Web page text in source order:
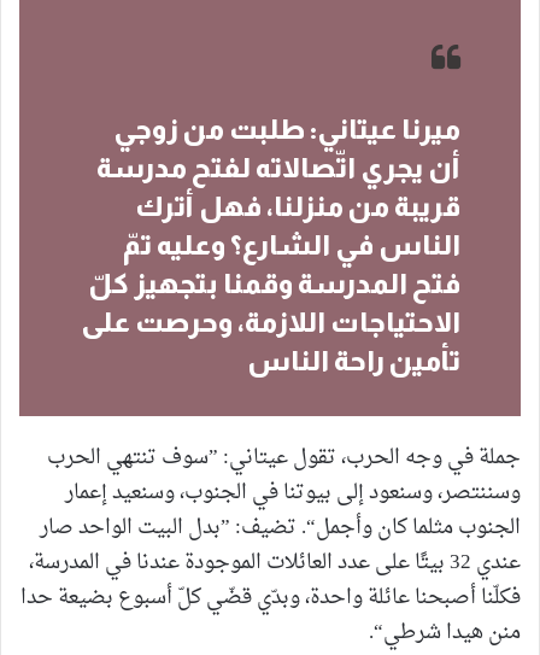
ميرنا عيتاني: طلبت من زوجي
أن يجري اتّصالاته لفتح مدرسة
قريبة من منزلنا، فهل أترك
الناس في الشارع؟ وعليه تمّ
فتح المدرسة وقمنا بتجهيز كلّ
الاحتياجات اللازمة، وحرصت على
تأمين راحة الناس
جملة في وجه الحرب، تقول عيتاني: ”سوف تنتهي الحرب
وسننتصر، وسنعود إلى بيوتنا في الجنوب، وسنعيد إعمار
الجنوب مثلما كان وأجمل“. تضيف: ”بدل البيت الواحد صار
عندي 32 بيتًا على عدد العائلات الموجودة عندنا في المدرسة،
فكلّنا أصبحنا عائلة واحدة، وبدّي قضّي كلّ أسبوع بضيعة حدا
منن هيدا شرطي“.